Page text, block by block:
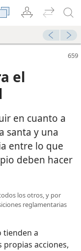
el
en cuanto a
santa y una
entre lo que
deben hacer
los otros, y por
reglamentarias
tienden a
acciones,